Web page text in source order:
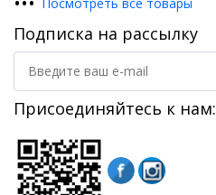
Подписка на рассылку
Присоединяйтесь к нам: